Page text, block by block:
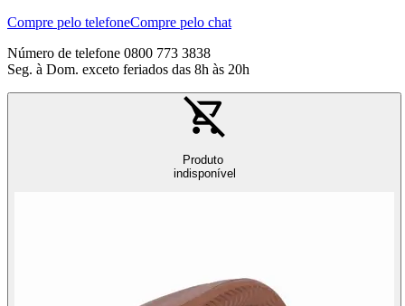
Compre pelo telefoneCompre pelo chat
Número de telefone 0800 773 3838
Seg. à Dom. exceto feriados das 8h às 20h
Produto
indisponível